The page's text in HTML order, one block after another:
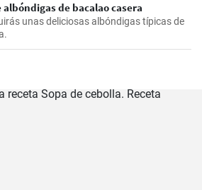
albóndigas de bacalao casera
unas deliciosas albóndigas típicas de